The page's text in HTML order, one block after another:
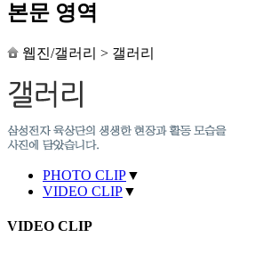
본문 영역
웹진/갤러리 > 갤러리
PHOTO CLIP▼
VIDEO CLIP▼
VIDEO CLIP